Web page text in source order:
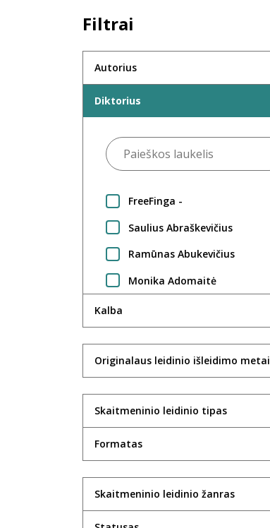
Filtrai
Autorius
Diktorius
FreeFinga -
Saulius Abraškevičius
Ramūnas Abukevičius
Monika Adomaitė
Jūratė Adomaitytė
Violeta Agejeva
Rima Aidietė
UAB Aktida
Robertas Aleksaitis
Kalba
Originalaus leidinio išleidimo metai
Skaitmeninio leidinio tipas
Formatas
Skaitmeninio leidinio žanras